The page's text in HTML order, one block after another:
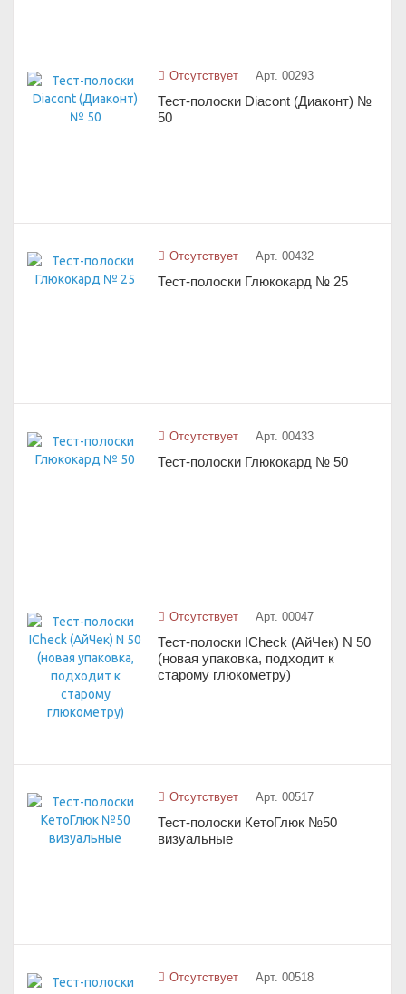
Отсутствует Арт. 00293
Тест-полоски Diacont (Диаконт) №
50
Отсутствует Арт. 00432
Тест-полоски Глюкокард № 25
Отсутствует Арт. 00433
Тест-полоски Глюкокард № 50
Отсутствует Арт. 00047
Тест-полоски ICheck (АйЧек) N 50
(новая упаковка, подходит к
старому глюкометру)
Отсутствует Арт. 00517
Тест-полоски КетоГлюк №50
визуальные
Отсутствует Арт. 00518